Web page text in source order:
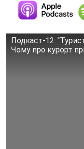
Подкаст-12:
Чому про курорт